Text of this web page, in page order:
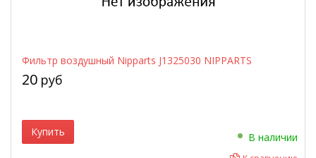
Фильтр воздушный Nipparts J1325030 NIPPARTS
20 руб
В наличии
Купить